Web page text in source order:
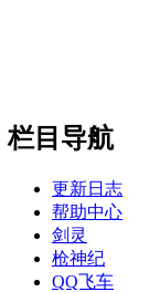
栏目导航
更新日志
帮助中心
剑灵
枪神纪
QQ飞车